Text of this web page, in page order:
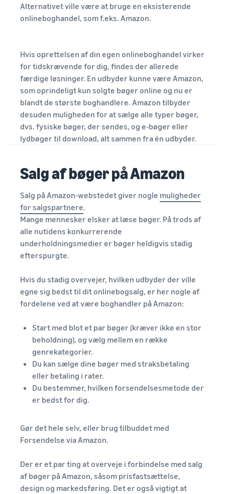
Alternativet ville være at bruge en eksisterende
onlineboghandel, som f.eks. Amazon.
Hvis oprettelsen af din egen onlineboghandel virker
for tidskrævende for dig, findes der allerede
færdige løsninger. En udbyder kunne være Amazon,
som oprindeligt kun solgte bøger online og nu er
blandt de største boghandlere. Amazon tilbyder
desuden muligheden for at sælge alle typer bøger,
dvs. fysiske bøger, der sendes, og e-bøger eller
lydbøger til download, alt sammen fra én udbyder.
Salg af bøger på Amazon
Salg på Amazon-webstedet giver nogle muligheder
for salgspartnere.
Mange mennesker elsker at læse bøger. På trods af
alle nutidens konkurrerende
underholdningsmedier er bøger heldigvis stadig
efterspurgte.
Hvis du stadig overvejer, hvilken udbyder der ville
egne sig bedst til dit onlinebogsalg, er her nogle af
fordelene ved at være boghandler på Amazon:
Start med blot et par bøger (kræver ikke en stor
beholdning), og vælg mellem en række
genrekategorier.
Du kan sælge dine bøger med straksbetaling
eller betaling i rater.
Du bestemmer, hvilken forsendelsesmetode der
er bedst for dig.
Gør det hele selv, eller brug tilbuddet med
Forsendelse via Amazon.
Der er et par ting at overveje i forbindelse med salg
af bøger på Amazon, såsom prisfastsættelse,
design og markedsføring. Det er også vigtigt at